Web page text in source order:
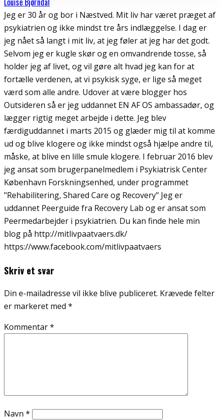
Jeg er 30 år og bor i Næstved. Mit liv har været præget af
psykiatrien og ikke mindst tre års indlæggelse. I dag er
jeg nået så langt i mit liv, at jeg føler at jeg har det godt.
Selvom jeg er kugle skør og en omvandrende tosse, så
holder jeg af livet, og vil gøre alt hvad jeg kan for at
fortælle verdenen, at vi psykisk syge, er lige så meget
værd som alle andre. Udover at være blogger hos
Outsideren så er jeg uddannet EN AF OS ambassadør, og
lægger rigtig meget arbejde i dette. Jeg blev
færdiguddannet i marts 2015 og glæder mig til at komme
ud og blive klogere og ikke mindst også hjælpe andre til,
måske, at blive en lille smule klogere. I februar 2016 blev
jeg ansat som brugerpanelmedlem i Psykiatrisk Center
København Forskningsenhed, under programmet
"Rehabilitering, Shared Care og Recovery" Jeg er
uddannet Peerguide fra Recovery Lab og er ansat som
Peermedarbejder i psykiatrien. Du kan finde hele min
blog på http://mitlivpaatvaers.dk/
https://www.facebook.com/mitlivpaatvaers
Skriv et svar
Din e-mailadresse vil ikke blive publiceret. Krævede felter
er markeret med *
Kommentar*
Navn *